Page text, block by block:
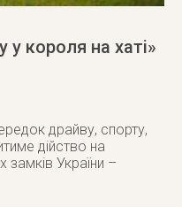
короля на хаті»
драйву, спорту,
дійство на
замків України –